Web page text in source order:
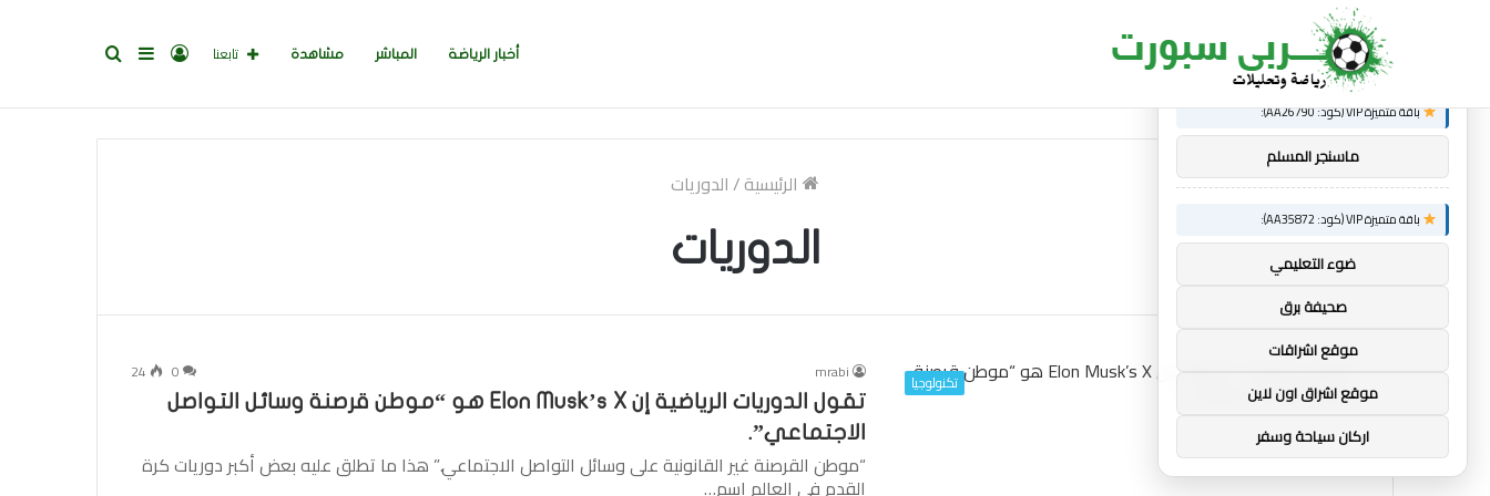
أخبار الرياضة المباشر مشاهدة بحثإضافةتسجيل
تابعنا
الجديد
ساندرو تونالي: أقنعه مدرب توتنهام روبرتو دي زيربي بسرعة بالتوقيع
الرئيسية/الدوريات
الدوريات
تكنولوجيا mrabi
0
24
تقول الدوريات الرياضية إن Elon Musk’s X هو “موطن قرصنة وسائل التواصل
الاجتماعي”.
“موطن القرصنة غير القانونية على وسائل التواصل الاجتماعي.” هذا ما تطلق عليه بعض أكبر دوريات كرة
القدم في العالم اسم…
توصيات : ×
باقة متميزة VIP (كود: AA26790):
ماسنجر المسلم
باقة متميزة VIP (كود: AA35872):
ضوء التعليمي
صحيفة برق
موقع اشراقات
موقع اشراق اون لاين
اركان سياحة وسفر